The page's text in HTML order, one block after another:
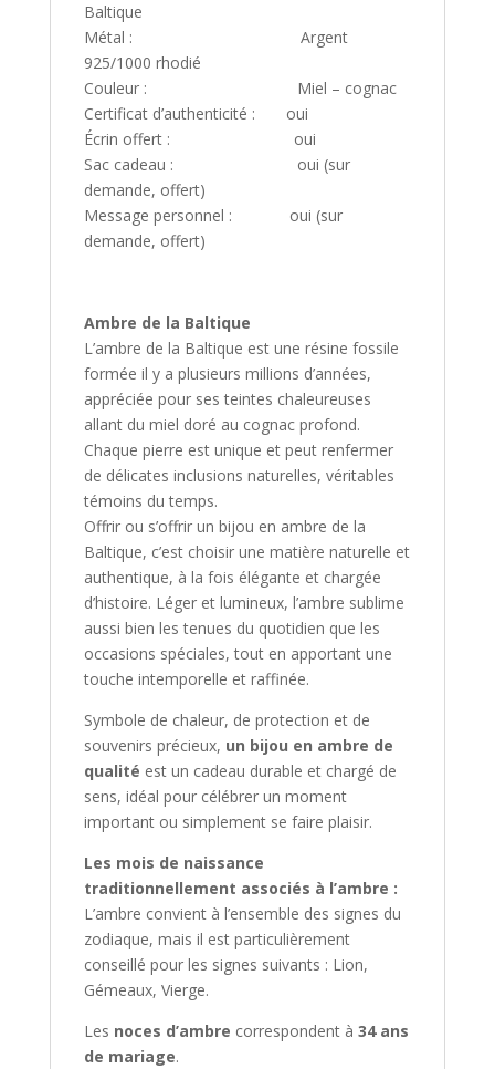
Baltique
Métal : Argent
925/1000 rhodié
Couleur : Miel – cognac
Certificat d’authenticité : oui
Écrin offert : oui
Sac cadeau : oui (sur
demande, offert)
Message personnel : oui (sur
demande, offert)
Ambre de la Baltique
L’ambre de la Baltique est une résine fossile
formée il y a plusieurs millions d’années,
appréciée pour ses teintes chaleureuses
allant du miel doré au cognac profond.
Chaque pierre est unique et peut renfermer
de délicates inclusions naturelles, véritables
témoins du temps.
Offrir ou s’offrir un bijou en ambre de la
Baltique, c’est choisir une matière naturelle et
authentique, à la fois élégante et chargée
d’histoire. Léger et lumineux, l’ambre sublime
aussi bien les tenues du quotidien que les
occasions spéciales, tout en apportant une
touche intemporelle et raffinée.
Symbole de chaleur, de protection et de
souvenirs précieux, un bijou en ambre de
qualité est un cadeau durable et chargé de
sens, idéal pour célébrer un moment
important ou simplement se faire plaisir.
Les mois de naissance
traditionnellement associés à l’ambre :
L’ambre convient à l’ensemble des signes du
zodiaque, mais il est particulièrement
conseillé pour les signes suivants : Lion,
Gémeaux, Vierge.
Les noces d’ambre correspondent à 34 ans
de mariage.